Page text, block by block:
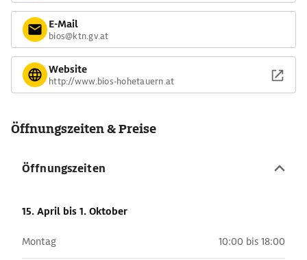
E-Mail
bios@ktn.gv.at
Website
http://www.bios-hohetauern.at
Öffnungszeiten & Preise
Öffnungszeiten
15. April bis 1. Oktober
Montag 10:00 bis 18:00